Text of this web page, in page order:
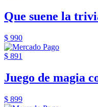
Que suene la
$ 990
$ 891
Juego de magia
$ 899